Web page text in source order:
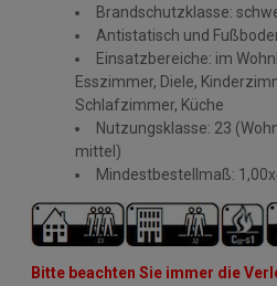
Brandschutzklasse:
Antistatisch und
Einsatzbereiche: im
Esszimmer, Diele,
Schlafzimmer, Küche
Nutzungsklasse: 23
mittel)
Mindestbestellmaß:
Bitte beachten Sie immer die